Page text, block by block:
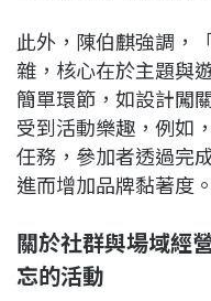
此外，陳伯麒強調，
雜，核心在於主題與
簡單環節，如設計闖
受到活動樂趣，例如
任務，參加者透過完
進而增加品牌黏著度。
關於社群與場域經
忘的活動